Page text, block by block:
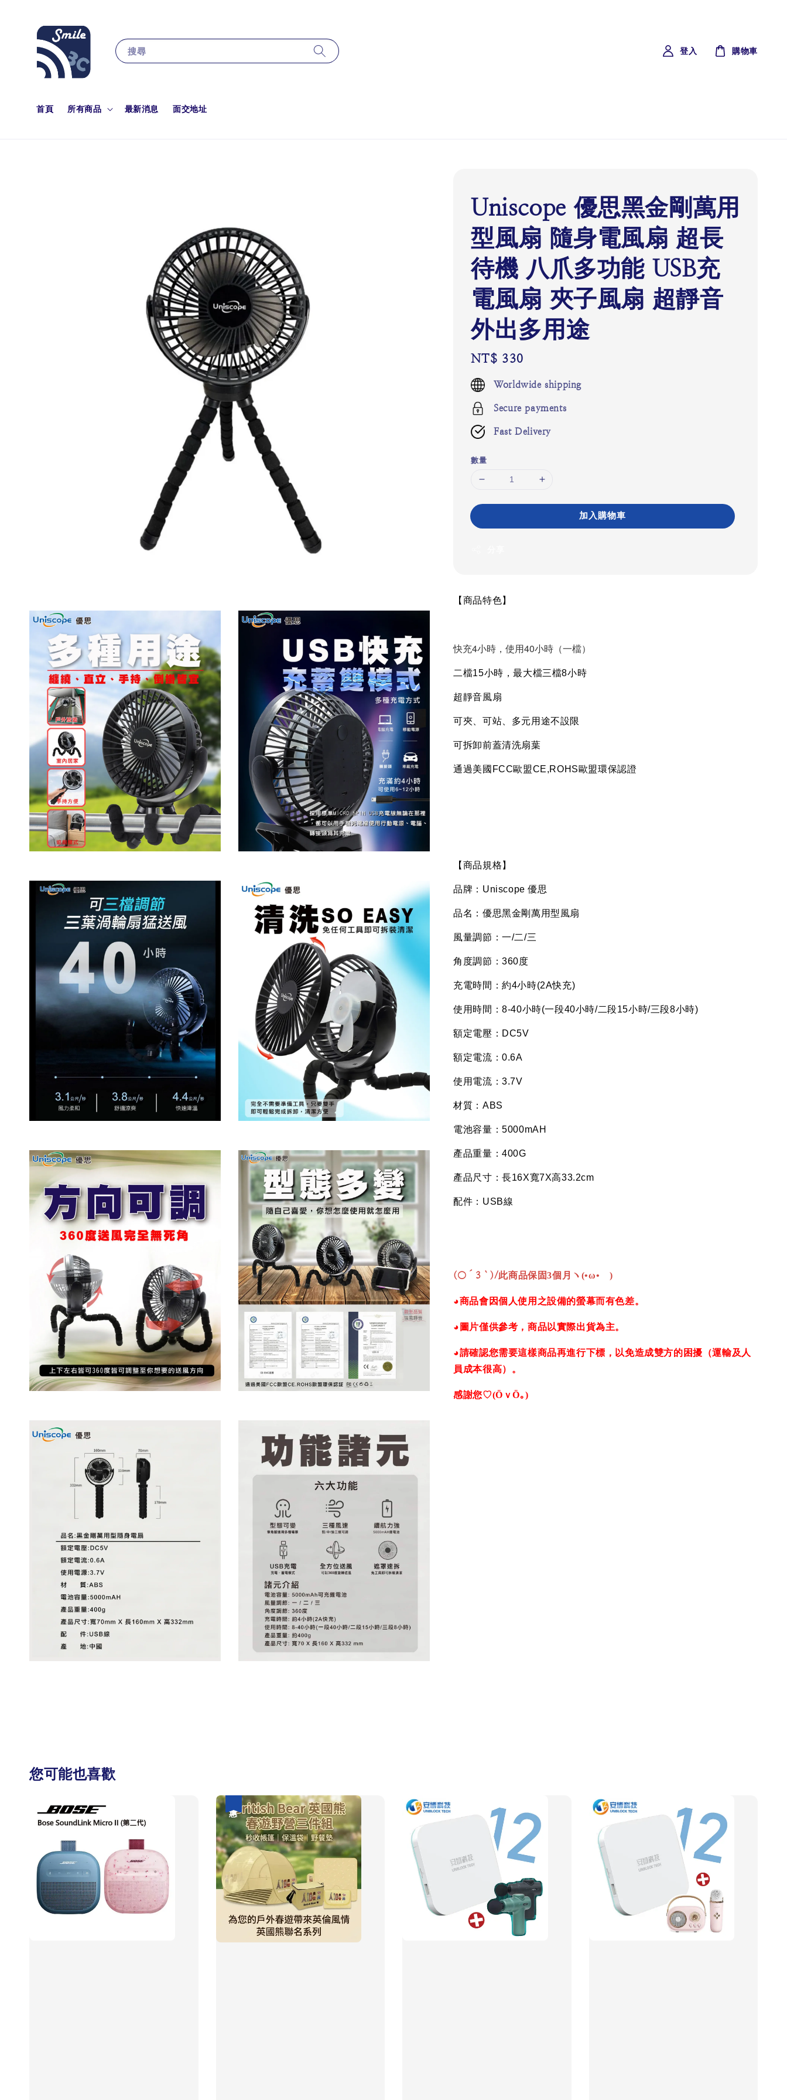
搜尋
首頁 所有商品 最新消息 面交地址
登入 購物車
Uniscope 優思黑金剛萬用
型風扇 隨身電風扇 超長
待機 八爪多功能 USB充
電風扇 夾子風扇 超靜音
外出多用途
Regular
price
NT$ 330
Worldwide shipping
Secure payments
Fast Delivery
數量
加入購物車
【商品特色】
快充4小時，使用40小時（一檔）
二檔15小時，最大檔三檔8小時
超靜音風扇
可夾、可站、多元用途不設限
可拆卸前蓋清洗扇葉
通過美國 FCC歐盟CE,ROHS 歐盟環保認證
【商品規格】
品牌： Uniscope優思
品名：優思黑金剛萬用型風扇
風量調節：一/二/三
角度調節：360度
充電時間：約4小時(2A快充)
使用時間：8-40小時(一段40小時/二段15小時/三段8小時)
額定電壓： DC5V
額定電流：0.6A
使用電流：3.7V
材質： ABS
電池容量：5000mAH
產品重量：400G
產品尺寸：長16X寬7X高33.2cm
配件： USB線
(○´3｀)/此商品保固3個月ヽ(•ω•ゞ)
◕商品會因個人使用之設備的螢幕而有色差。
◕圖片僅供參考，商品以實際出貨為主。
◕請確認您需要這樣商品再進行下標，以免造成雙方的困擾（運輸及人
員成本很高）。
感謝您♡(ӦｖӦ｡)
您可能也喜歡